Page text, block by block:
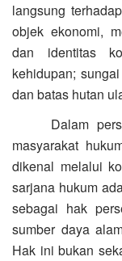
langsung
objek ekonomi,
dan identitas
kehidupan;
dan batas hutan
Dalam
masyarakat
dikenal melalui
sarjana hukum
sebagai hak
sumber daya
Hak ini bukan